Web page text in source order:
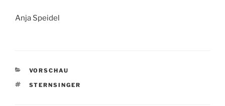
Anja Speidel
KATEGORIEN
VORSCHAU
SCHLAGWÖRTER
STERNSINGER